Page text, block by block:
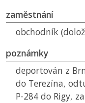
zaměstnání
obchodník
poznámky
deportován z
do Terezína,
P-284 do Rigy,